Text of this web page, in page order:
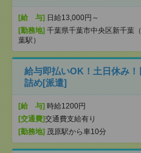
[給 与] 日給13,000円～
[勤務地] 千葉県千葉市中央区新千葉
葉駅）
給与即払いOK！土日休み
詰め[派遣]
[給 与] 時給1200円
[交通費]交通費支給有り
[勤務地] 茂原駅から車10分